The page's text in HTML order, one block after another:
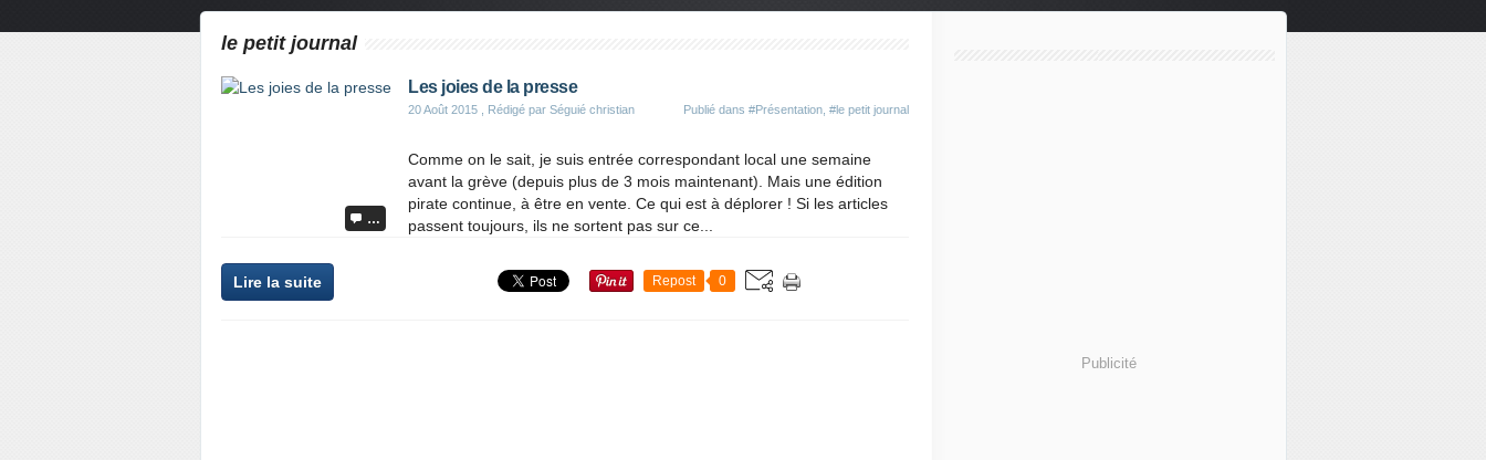
le petit journal
…
Les joies de la presse
20 Août 2015 , Rédigé par Séguié christian Publié dans #Présentation #le petit journal
Comme on le sait, je suis entrée correspondant local une semaine
avant la grève (depuis plus de 3 mois maintenant). Mais une édition
pirate continue, à être en vente. Ce qui est à déplorer ! Si les articles
passent toujours, ils ne sortent pas sur ce...
Lire la suite Repost 0
Publicité